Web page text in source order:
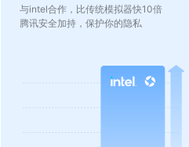
与intel合作，比传统模拟器快10倍
腾讯安全加持，保护你的隐私